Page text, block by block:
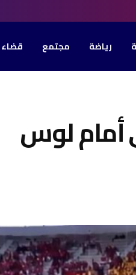
رياضة مجتمع قضاء
أمام لوس